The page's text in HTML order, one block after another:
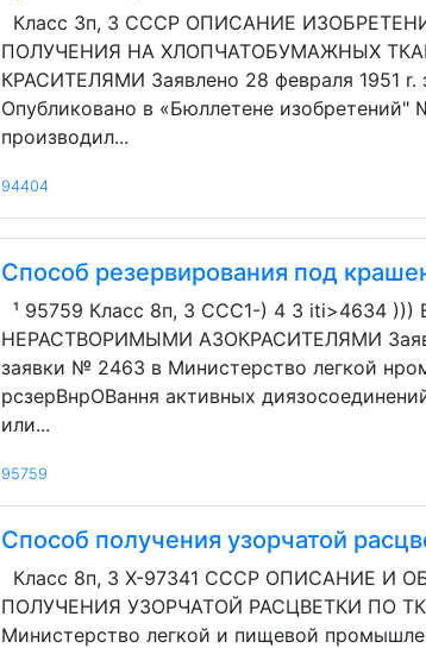
Класс Зп, 3 СССР ОПИСАНИЕ
ПОЛУЧЕНИЯ НА ХЛОПЧАТОБУМАЖНЫХ
КРАСИТЕЛЯМИ Заявлено 28 февраля 1951
Опубликовано в «Бюллетене изобретений"
производил...
94404
Способ резервирования под
¹ 95759 Класс 8п, 3 CCC1-) 4 3 iti>4634
НЕРАСТВОРИМЫМИ АЗОКРАСИТЕЛЯМИ
заявки № 2463 в Министерство легкой
рсзерВнрОВання активных
или...
95759
Способ получения узорчатой
Класс 8п, 3 X-97341 СССР ОПИСАНИЕ И
ПОЛУЧЕНИЯ УЗОРЧАТОЙ РАСЦВЕТКИ ПО
Министерство легкой и пищевой